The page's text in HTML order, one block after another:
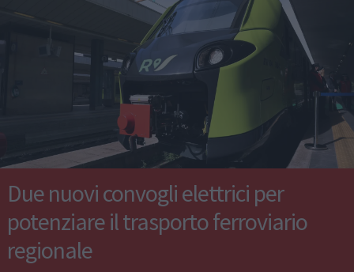
Due nuovi convogli elettrici per
potenziare il trasporto ferroviario
regionale